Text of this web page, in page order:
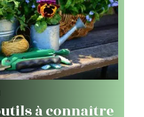
à connaître